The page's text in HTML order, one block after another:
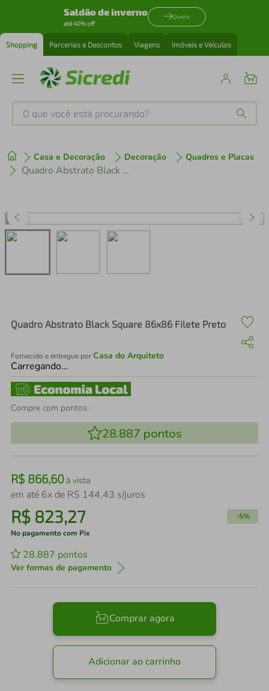
Saldão de inverno
até 40% off
Quero
Shopping Parcerias e Descontos Viagens Imóveis e Veículos
O que você está procurando?
Casa e Decoração Decoração Quadros e Placas
Quadro Abstrato Black Square 86x86 Filete Preto
Quadro Abstrato Black Square 86x86 Filete Preto
Fornecido e entregue porCasa do Arquiteto
Carregando…
Compre com pontos:
28.887 pontos
R$ 866,60à vista
em até 6x de R$ 144,43 s/juros
R$ 823,27 -5%
No pagamento com Pix
28.887 pontos
Ver formas de pagamento
Comprar agora
Adicionar ao carrinho
1º tenis
perfume